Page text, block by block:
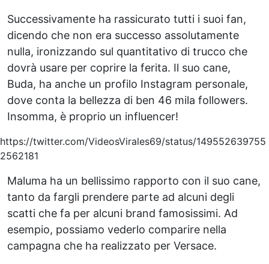
Successivamente ha rassicurato tutti i suoi fan,
dicendo che non era successo assolutamente
nulla, ironizzando sul quantitativo di trucco che
dovrà usare per coprire la ferita. Il suo cane,
Buda, ha anche un profilo Instagram personale,
dove conta la bellezza di ben 46 mila followers.
Insomma, è proprio un influencer!
https://twitter.com/VideosVirales69/status/149552639755
2562181
Maluma ha un bellissimo rapporto con il suo cane,
tanto da fargli prendere parte ad alcuni degli
scatti che fa per alcuni brand famosissimi. Ad
esempio, possiamo vederlo comparire nella
campagna che ha realizzato per Versace.